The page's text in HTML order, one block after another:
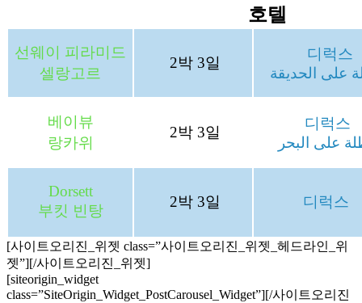
호텔
선웨이 피라미드
셀랑고르
2박 3일
디럭스
على الحديقة
베이뷰
랑카위
2박 3일
디럭스
على البحر
Dorsett
부킷 빈탕
2박 3일 디럭스
[사이트오리진_위젯 class=”사이트오리진_위젯_헤드라인_위
젯”][/사이트오리진_위젯]
[siteorigin_widget
class=”SiteOrigin_Widget_PostCarousel_Widget”][/사이트오리진